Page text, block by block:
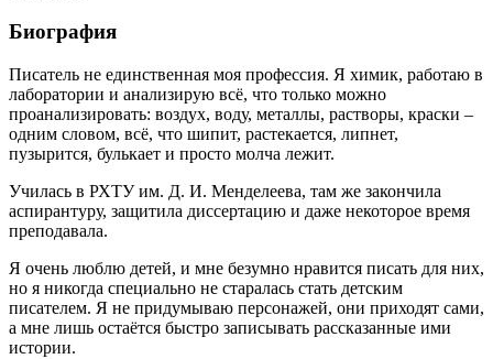
Биография
Писатель не единственная моя профессия. Я химик, работаю в
лаборатории и анализирую всё, что только можно
проанализировать: воздух, воду, металлы, растворы, краски –
одним словом, всё, что шипит, растекается, липнет,
пузырится, булькает и просто молча лежит.
Училась в РХТУ им. Д. И. Менделеева, там же закончила
аспирантуру, защитила диссертацию и даже некоторое время
преподавала.
Я очень люблю детей, и мне безумно нравится писать для них,
но я никогда специально не старалась стать детским
писателем. Я не придумываю персонажей, они приходят сами,
а мне лишь остаётся быстро записывать рассказанные ими
истории.